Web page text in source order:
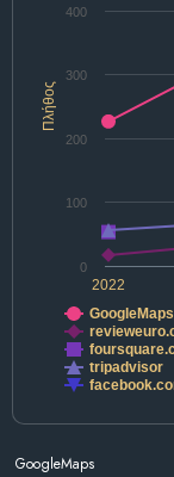
Πλήθος
2022
0
100
200
300
400
GoogleMaps
tripadvisor
GoogleMaps